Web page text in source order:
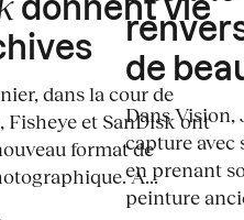
donnent vie
dans la cour de
Fisheye et SanDisk ont
format de
À...
de
Dans
capture avec
en prenant
peinture